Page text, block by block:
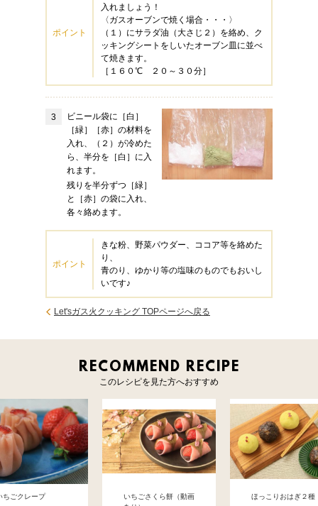
ポイント
入れましょう！
〈ガスオーブンで焼く場合・・・〉
（１）にサラダ油（大さじ２）を絡め、ク
ッキングシートをしいたオーブン皿に並べ
て焼きます。
［１６０℃ ２０～３０分］
ビニール袋に［白］
［緑］［赤］の材料を
入れ、（２）が冷めた
ら、半分を［白］に入
れます。
残りを半分ずつ［緑］
と［赤］の袋に入れ、
各々絡めます。
ポイント
きな粉、野菜パウダー、ココア等を絡めた
り、
青のり、ゆかり等の塩味のものでもおいし
いです♪
Let'sガス火クッキング TOPページへ戻る
RECOMMEND RECIPE
このレシピを見た方へおすすめ
ちごクレープ
いちごさくら餅（動画
ほっこりおはぎ２種